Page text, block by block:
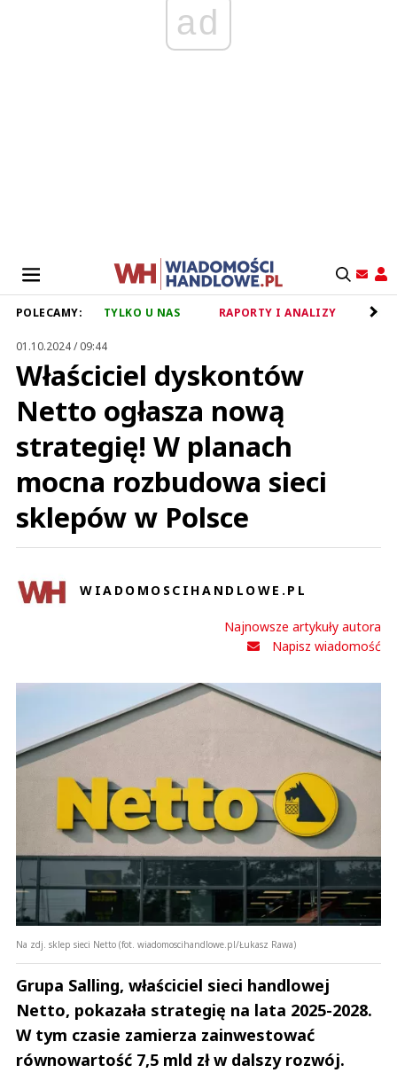
ad
POLECAMY: TYLKO U NAS RAPORTY I ANALIZY
01.10.2024 / 09:44
Właściciel dyskontów
Netto ogłasza nową
strategię! W planach
mocna rozbudowa sieci
sklepów w Polsce
WIADOMOSCIHANDLOWE.PL
Najnowsze artykuły autora
Napisz wiadomość
Na zdj. sklep sieci Netto (fot. wiadomoscihandlowe.pl/Łukasz Rawa)
Grupa Salling, właściciel sieci handlowej
Netto, pokazała strategię na lata 2025-2028.
W tym czasie zamierza zainwestować
równowartość 7,5 mld zł w dalszy rozwój.